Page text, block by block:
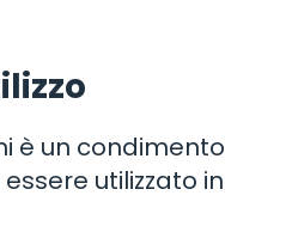
è un condimento
utilizzato in